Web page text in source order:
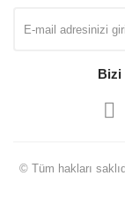
Bizi
© Tüm hakları